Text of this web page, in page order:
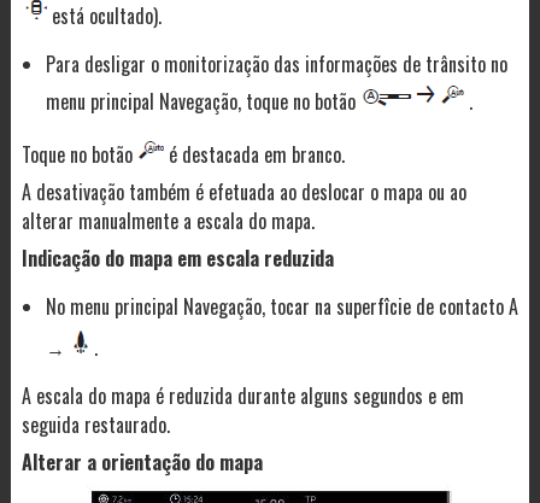
está ocultado).
Para desligar o monitorização das informações de trânsito no
menu principal Navegação, toque no botão
.
Toque no botão
é destacada em branco.
A desativação também é efetuada ao deslocar o mapa ou ao
alterar manualmente a escala do mapa.
Indicação do mapa em escala reduzida
No menu principal Navegação, tocar na superfîcie de contacto A
→
.
A escala do mapa é reduzida durante alguns segundos e em
seguida restaurado.
Alterar a orientação do mapa